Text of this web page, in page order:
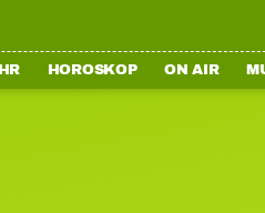
HOROSKOP ON AIR